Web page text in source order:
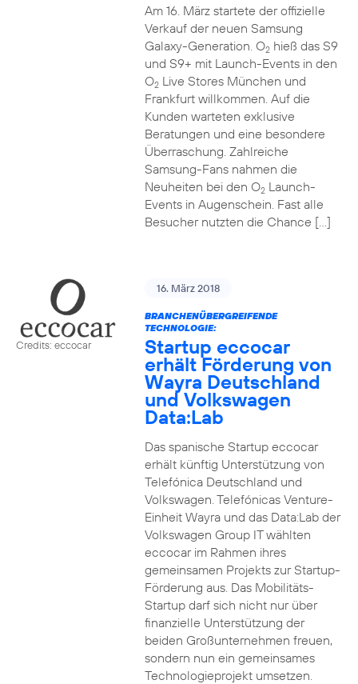
Am 16. März startete der offizielle
Verkauf der neuen Samsung
Galaxy-Generation. O2hieß das S9
und S9+ mit Launch-Events in den
O2Live Stores München und
Frankfurt willkommen. Auf die
Kunden warteten exklusive
Beratungen und eine besondere
Überraschung. Zahlreiche
Samsung-Fans nahmen die
Neuheiten bei den O2Launch-
Events in Augenschein. Fast alle
Besucher nutzten die Chance […]
Credits: eccocar
16. März 2018
BRANCHENÜBERGREIFENDE
TECHNOLOGIE:
Startup eccocar
erhält Förderung von
Wayra Deutschland
und Volkswagen
Data:Lab
Das spanische Startup eccocar
erhält künftig Unterstützung von
Telefónica Deutschland und
Volkswagen. Telefónicas Venture-
Einheit Wayra und das Data:Lab der
Volkswagen Group IT wählten
eccocar im Rahmen ihres
gemeinsamen Projekts zur Startup-
Förderung aus. Das Mobilitäts-
Startup darf sich nicht nur über
finanzielle Unterstützung der
beiden Großunternehmen freuen,
sondern nun ein gemeinsames
Technologieprojekt umsetzen.